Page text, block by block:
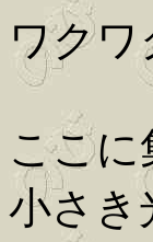
ワクワ
ここ
小さ